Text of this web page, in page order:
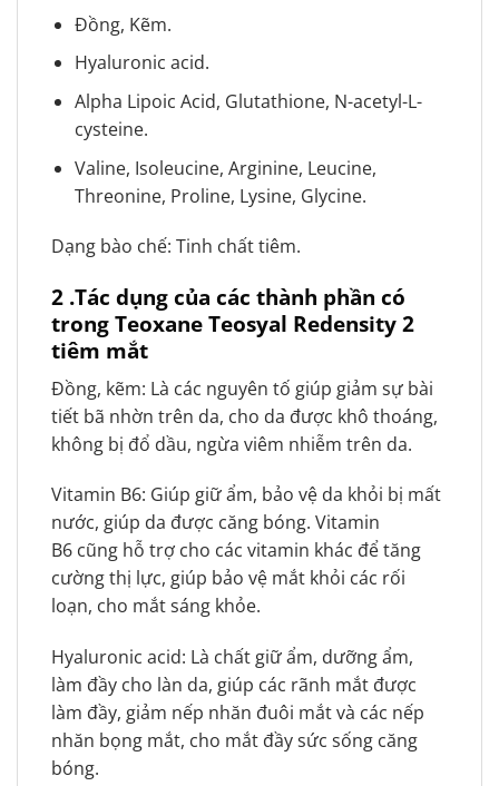
Đồng, Kẽm.
Hyaluronic acid.
Alpha Lipoic Acid, Glutathione, N-acetyl-L-
cysteine.
Valine, Isoleucine, Arginine, Leucine,
Threonine, Proline, Lysine, Glycine.
Dạng bào chế: Tinh chất tiêm.
2 .Tác dụng của các thành phần có
trong Teoxane Teosyal Redensity 2
tiêm mắt
Đồng, kẽm: Là các nguyên tố giúp giảm sự bài
tiết bã nhờn trên da, cho da được khô thoáng,
không bị đổ dầu, ngừa viêm nhiễm trên da.
Vitamin B6: Giúp giữ ẩm, bảo vệ da khỏi bị mất
nước, giúp da được căng bóng. Vitamin
B6 cũng hỗ trợ cho các vitamin khác để tăng
cường thị lực, giúp bảo vệ mắt khỏi các rối
loạn, cho mắt sáng khỏe.
Hyaluronic acid: Là chất giữ ẩm, dưỡng ẩm,
làm đầy cho làn da, giúp các rãnh mắt được
làm đầy, giảm nếp nhăn đuôi mắt và các nếp
nhăn bọng mắt, cho mắt đầy sức sống căng
bóng.